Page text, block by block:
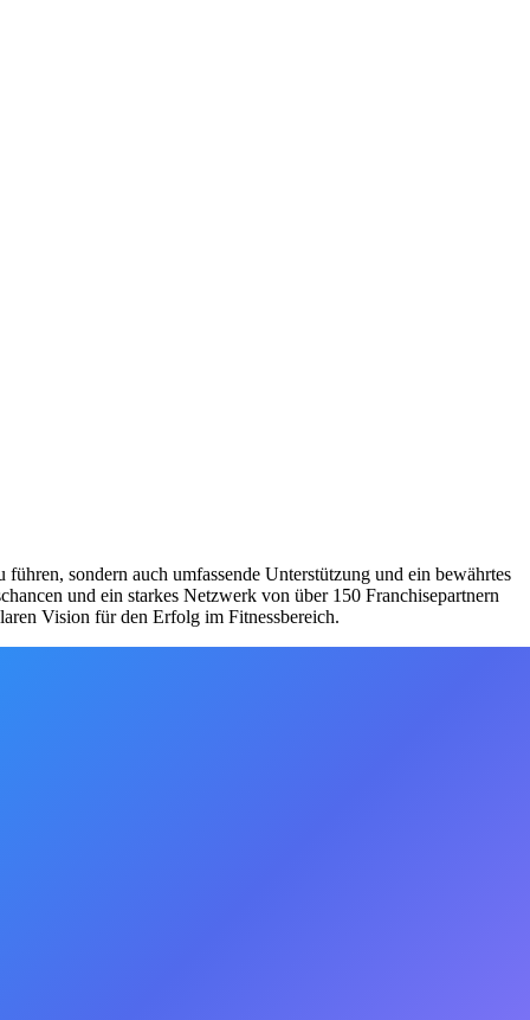
sondern auch umfassende Unterstützung und ein bewährtes
und ein starkes Netzwerk von über 150 Franchisepartnern
Vision für den Erfolg im Fitnessbereich.